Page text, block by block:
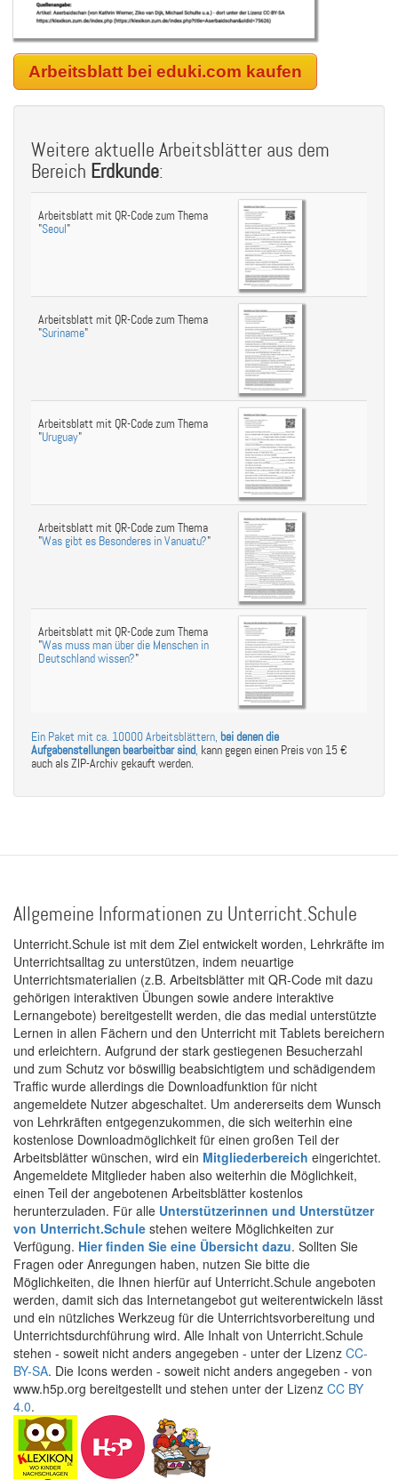
Arbeitsblatt bei eduki.com kaufen
Weitere aktuelle Arbeitsblätter aus dem
Bereich Erdkunde:
Arbeitsblatt mit QR-Code zum Thema
"Seoul"
Arbeitsblatt mit QR-Code zum Thema
"Suriname"
Arbeitsblatt mit QR-Code zum Thema
"Uruguay"
Arbeitsblatt mit QR-Code zum Thema
"Was gibt es Besonderes in Vanuatu?"
Arbeitsblatt mit QR-Code zum Thema
"Was muss man über die Menschen in
Deutschland wissen?"
Ein Paket mit ca. 10000 Arbeitsblättern, bei denen die
Aufgabenstellungen bearbeitbar sind, kann gegen einen Preis von 15 €
auch als ZIP-Archiv gekauft werden.
Allgemeine Informationen zu Unterricht.Schule
Unterricht.Schule ist mit dem Ziel entwickelt worden, Lehrkräfte im
Unterrichtsalltag zu unterstützen, indem neuartige
Unterrichtsmaterialien (z.B. Arbeitsblätter mit QR-Code mit dazu
gehörigen interaktiven Übungen sowie andere interaktive
Lernangebote) bereitgestellt werden, die das medial unterstützte
Lernen in allen Fächern und den Unterricht mit Tablets bereichern
und erleichtern. Aufgrund der stark gestiegenen Besucherzahl
und zum Schutz vor böswillig beabsichtigtem und schädigendem
Traffic wurde allerdings die Downloadfunktion für nicht
angemeldete Nutzer abgeschaltet. Um andererseits dem Wunsch
von Lehrkräften entgegenzukommen, die sich weiterhin eine
kostenlose Downloadmöglichkeit für einen großen Teil der
Arbeitsblätter wünschen, wird ein Mitgliederbereich eingerichtet.
Angemeldete Mitglieder haben also weiterhin die Möglichkeit,
einen Teil der angebotenen Arbeitsblätter kostenlos
herunterzuladen. Für alle Unterstützerinnen und Unterstützer
von Unterricht.Schule stehen weitere Möglichkeiten zur
Verfügung. Hier finden Sie eine Übersicht dazu. Sollten Sie
Fragen oder Anregungen haben, nutzen Sie bitte die
Möglichkeiten, die Ihnen hierfür auf Unterricht.Schule angeboten
werden, damit sich das Internetangebot gut weiterentwickeln lässt
und ein nützliches Werkzeug für die Unterrichtsvorbereitung und
Unterrichtsdurchführung wird. Alle Inhalt von Unterricht.Schule
stehen - soweit nicht anders angegeben - unter der Lizenz CC-
BY-SA. Die Icons werden - soweit nicht anders angegeben - von
www.h5p.org bereitgestellt und stehen unter der Lizenz CC BY
4.0.